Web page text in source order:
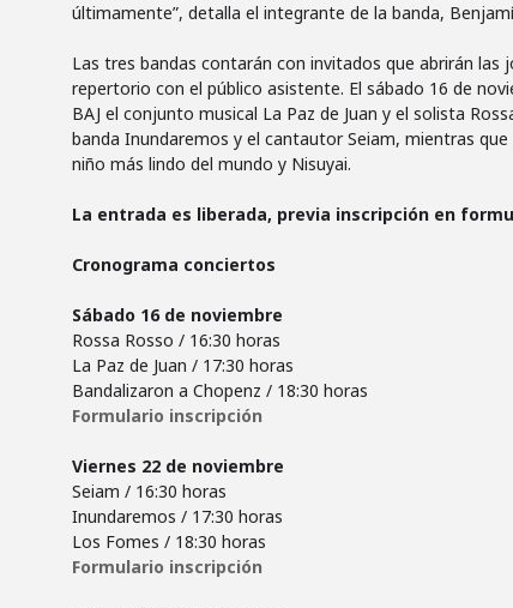
últimamente”, detalla el integrante de la banda,
Las tres bandas contarán con invitados que abrirán las
repertorio con el público asistente. El sábado 16 de
BAJ el conjunto musical La Paz de Juan y el solista
banda Inundaremos y el cantautor Seiam, mientras
niño más lindo del mundo y Nisuyai.
La entrada es liberada, previa inscripción en
Cronograma conciertos
Sábado 16 de noviembre
Rossa Rosso / 16:30 horas
La Paz de Juan / 17:30 horas
Formulario inscripción
Seiam / 16:30 horas
Inundaremos / 17:30 horas
Formulario inscripción